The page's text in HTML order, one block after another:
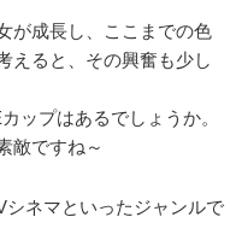
が成長し、ここまでの色
えると、その興奮も少し
ップはあるでしょうか。
敵ですね～
ネマといったジャンルで